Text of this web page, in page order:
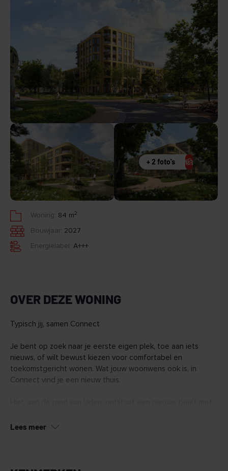
+ 2 foto's
Woning: 84 m 2
Bouwjaar: 2027
Energielabel: A+++
OVER DEZE WONING
Typisch jij, samen Connect
Je bent op zoek naar je eerste eigen plek, toe aan iets
nieuws, of wilt bewust kiezen voor comfortabel en
toekomstgericht wonen. Wat jouw woonwens ook is, in
Connect vind je een nieuw thuis.
penthouses en een aantal grondgebonden woningen.
Lees meer